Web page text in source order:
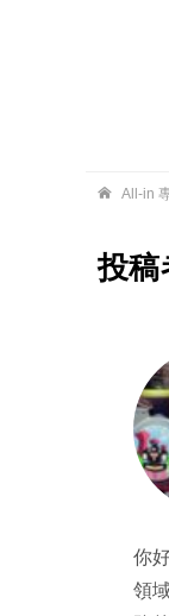
All-in
投稿
你
領